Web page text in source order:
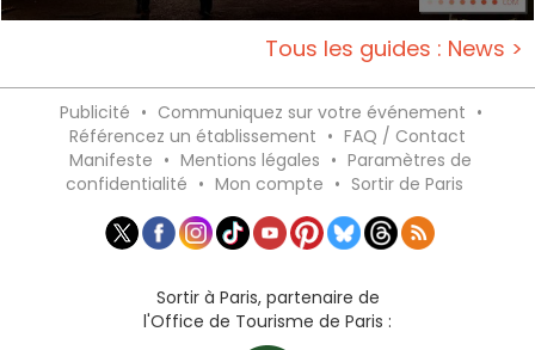
Tous les guides : News >
Publicité • Communiquez sur votre événement •
Référencez un établissement • FAQ / Contact
Manifeste • Mentions légales • Paramètres de
confidentialité • Mon compte • Sortir de Paris
Sortir à Paris, partenaire de
l'Office de Tourisme de Paris :